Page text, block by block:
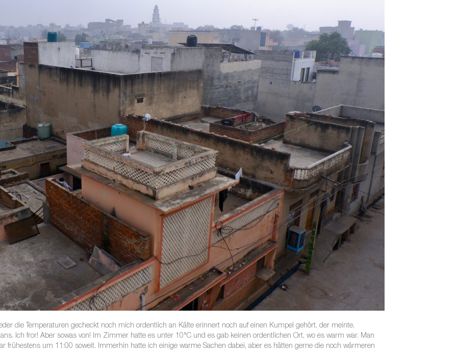
die Temperaturen gecheckt noch mich ordentlich an Kälte erinnert noch auf einen Kumpel gehört, der meinte.
Ich fror! Aber sowas von! Im Zimmer hatte es unter 10°C und es gab keinen ordentlichen Ort, wo es warm war. Man
frühestens um 11:00 soweit. Immerhin hatte ich einige warme Sachen dabei, aber es hätten gerne die noch wärmeren